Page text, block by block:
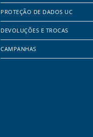
PROTEÇÃO DE DADOS UC
DEVOLUÇÕES E TROCAS
CAMPANHAS